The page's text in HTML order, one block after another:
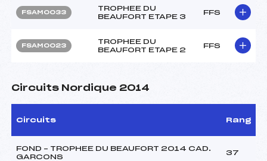
FSAM0033
TROPHEE DU
BEAUFORT ETAPE 3
FFS
FSAM0023
TROPHEE DU
BEAUFORT ETAPE 2
FFS
Circuits Nordique 2014
Circuits Rang
FOND – TROPHEE DU BEAUFORT 2014 CAD.
GARCONS
37